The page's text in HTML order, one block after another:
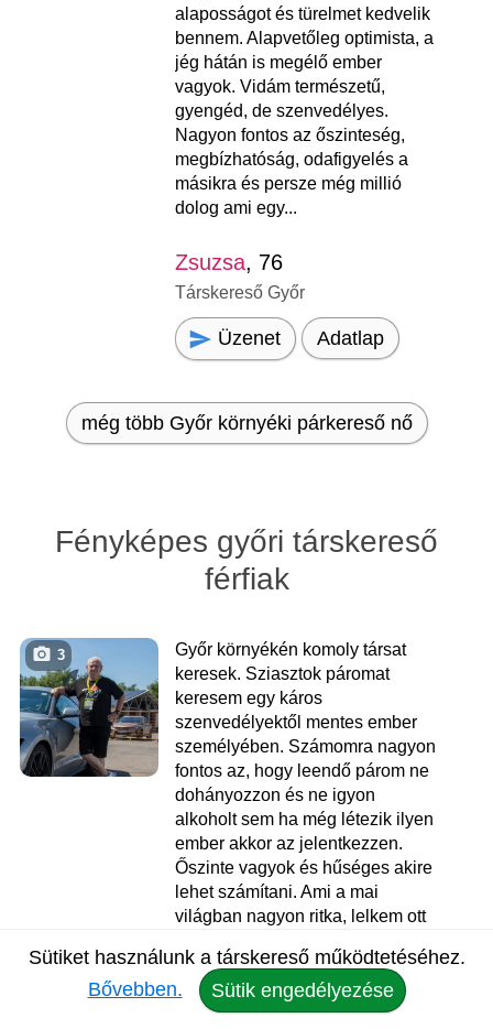
alaposságot és türelmet kedvelik
bennem. Alapvetőleg optimista, a
jég hátán is megélő ember
vagyok. Vidám természetű,
gyengéd, de szenvedélyes.
Nagyon fontos az őszinteség,
megbízhatóság, odafigyelés a
másikra és persze még millió
dolog ami egy...
Zsuzsa, 76
Társkereső Győr
Üzenet Adatlap
még több Győr környéki párkereső nő
Fényképes győri társkereső
férfiak
3
Győr környékén komoly társat
keresek. Sziasztok páromat
keresem egy káros
szenvedélyektől mentes ember
személyében. Számomra nagyon
fontos az, hogy leendő párom ne
dohányozzon és ne igyon
alkoholt sem ha még létezik ilyen
ember akkor az jelentkezzen.
Őszinte vagyok és hűséges akire
lehet számítani. Ami a mai
világban nagyon ritka, lelkem ott
humoros embernek tartom
magam. Szeretnék ismerkedni és
komoly társat találni. Keresek,
Sütiket használunk a társkereső működtetéséhez.
Bővebben.
Sütik engedélyezése